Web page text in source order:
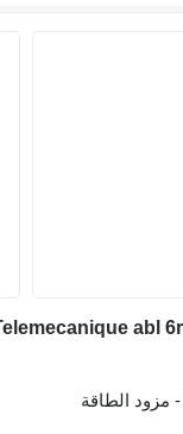
- مزود الطاقة